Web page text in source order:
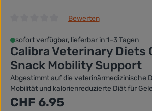
Bewerten
sofort verfügbar, lieferbar in 1–3 Tagen
Calibra Veterinary Diets
Snack Mobility Support
Abgestimmt auf die veterinärmedizinische
Mobilität und kalorienreduzierte Diät für
Regulärer Preis:
CHF 6.95